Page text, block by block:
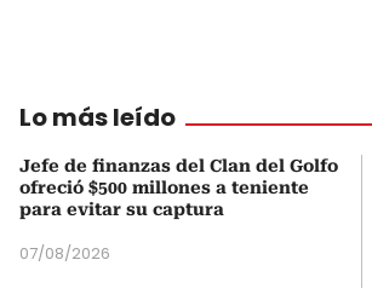
Lo más leído
Jefe de finanzas del Clan del Golfo
ofreció $500 millones a teniente
para evitar su captura
07/08/2026